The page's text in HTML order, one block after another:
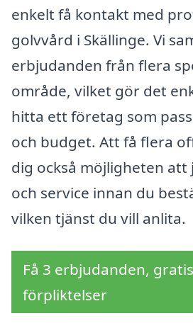
enkelt få kontakt med
golvvård i Skällinge. Vi
erbjudanden från flera
område, vilket gör det
hitta ett företag som
och budget. Att få flera
dig också möjligheten
och service innan du
vilken tjänst du vill anlita.
Få 3 erbjudanden,
förpliktelser